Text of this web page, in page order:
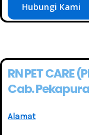
Hubungi Kami
RN PET CARE
Cab.
Alamat